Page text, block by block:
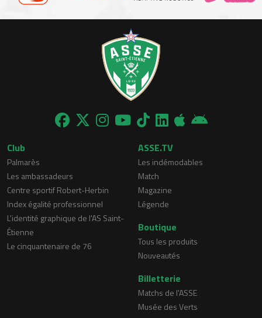
Club
Palmarès
Les ambassadeurs
Centre sportif Robert-Herbin
Index égalité professionnel
L'identité graphique de l'AS Saint-
Étienne
Le cinquantenaire de 76
ASSE.TV
Les indémodables
Match
Magazine
Légende
Boutique
Tous les produits
Nouveautés
Billetterie
Matchs de l'ASSE
Musée des Verts